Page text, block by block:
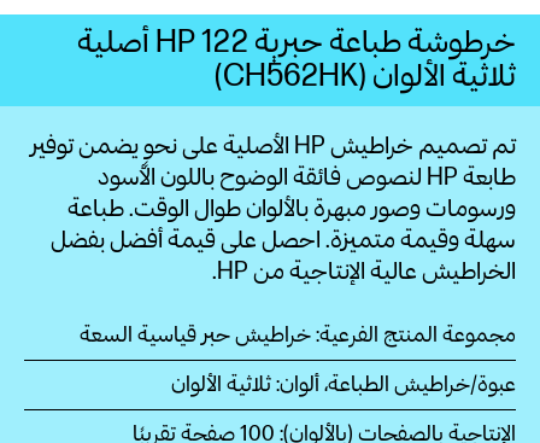
تم تصميم خراطيش HP الأصلية على نحوٍ يضمن توفير
طابعة HP لنصوص فائقة الوضوح باللون الأسود
ورسومات وصور مبهرة بالألوان طوال الوقت. طباعة
سهلة وقيمة متميزة. احصل على قيمة أفضل بفضل
الخراطيش عالية الإنتاجية من HP.
مجموعة المنتج الفرعية: خراطيش حبر قياسية السعة
عبوة/خراطيش الطباعة، ألوان: ثلاثية الألوان
الإنتاجية بالصفحات (بالألوان): 100‏ صفحة تقريبًا
خرطوشة طباعة حبرية HP 122‏ أصلية
ثلاثية الألوان (CH562HK)